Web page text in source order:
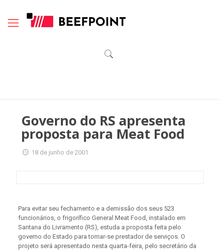
Governo do RS apresenta
proposta para Meat Food
18 de junho de 2001
Para evitar seu fechamento e a demissão dos seus 523
funcionários, o frigorífico General Meat Food, instalado em
Santana do Livramento (RS), estuda a proposta feita pelo
governo do Estado para tornar-se prestador de serviços. O
projeto será apresentado nesta quarta-feira, pelo secretário da